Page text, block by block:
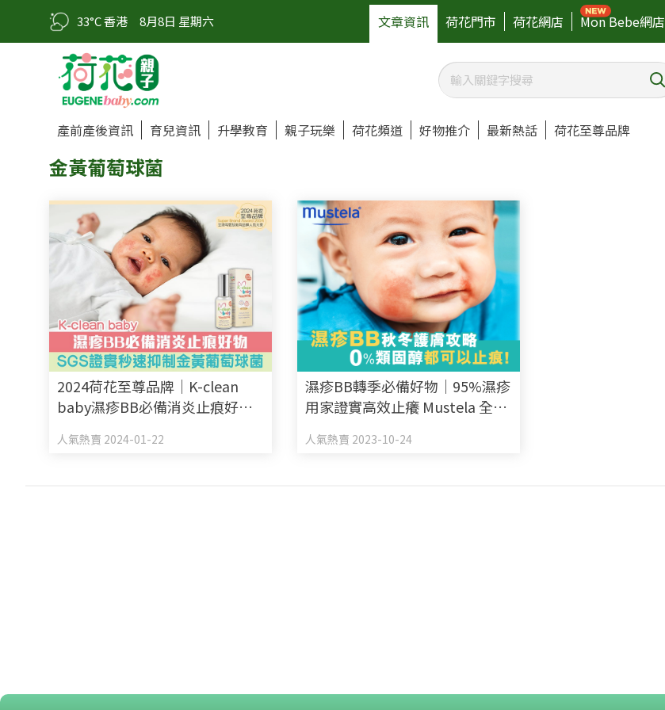
33°C 香港 8月8日 星期六 文章資訊 荷花門市 荷花網店 Mon Bebe網店
產前產後資訊 育兒資訊 升學教育 親子玩樂 荷花頻道 好物推介 最新熱話 荷花至尊品牌
金黃葡萄球菌
2024荷花至尊品牌｜K-clean
baby濕疹BB必備消炎止痕好物
人氣熱賣 2024-01-22
濕疹BB轉季必備好物｜95%濕疹
用家證實高效止癢 Mustela 全新
止痕補脂膏
人氣熱賣 2023-10-24